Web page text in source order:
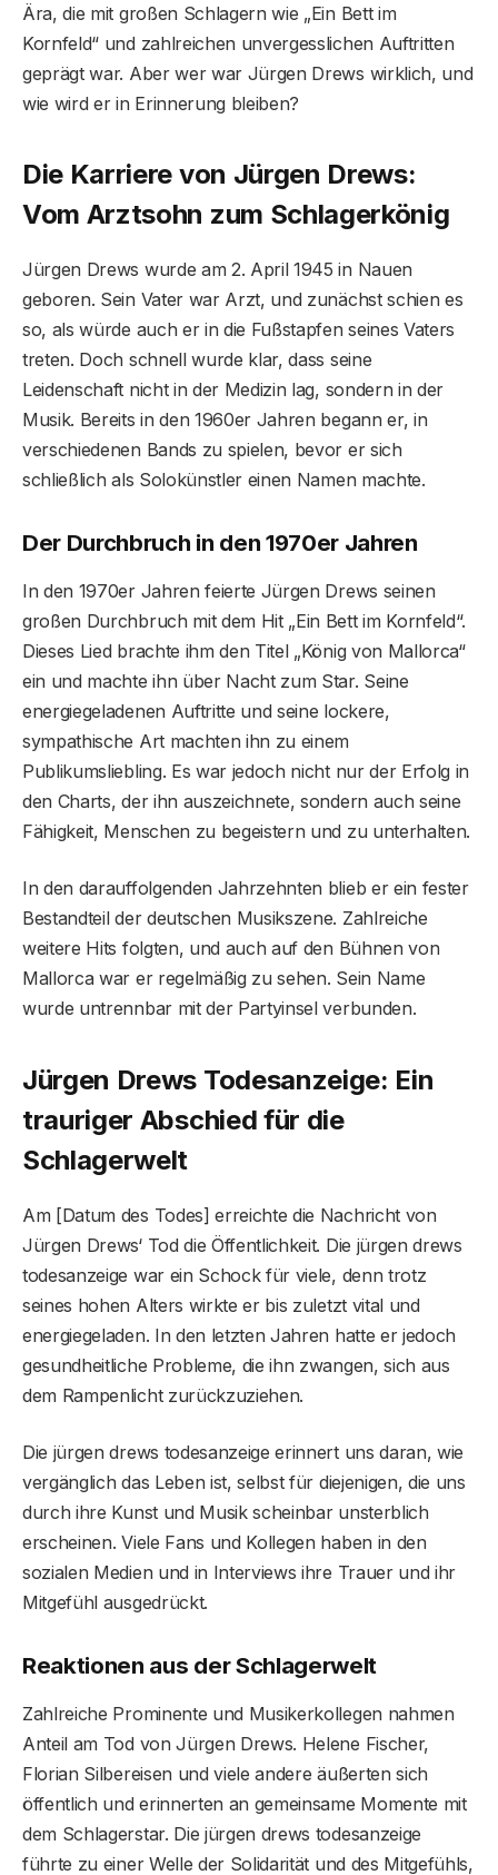
Ära, die mit großen Schlagern wie „Ein Bett im
Kornfeld“ und zahlreichen unvergesslichen Auftritten
geprägt war. Aber wer war Jürgen Drews wirklich, und
wie wird er in Erinnerung bleiben?
Die Karriere von Jürgen Drews:
Vom Arztsohn zum Schlagerkönig
Jürgen Drews wurde am 2. April 1945 in Nauen
geboren. Sein Vater war Arzt, und zunächst schien es
so, als würde auch er in die Fußstapfen seines Vaters
treten. Doch schnell wurde klar, dass seine
Leidenschaft nicht in der Medizin lag, sondern in der
Musik. Bereits in den 1960er Jahren begann er, in
verschiedenen Bands zu spielen, bevor er sich
schließlich als Solokünstler einen Namen machte.
Der Durchbruch in den 1970er Jahren
In den 1970er Jahren feierte Jürgen Drews seinen
großen Durchbruch mit dem Hit „Ein Bett im Kornfeld“.
Dieses Lied brachte ihm den Titel „König von Mallorca“
ein und machte ihn über Nacht zum Star. Seine
energiegeladenen Auftritte und seine lockere,
sympathische Art machten ihn zu einem
Publikumsliebling. Es war jedoch nicht nur der Erfolg in
den Charts, der ihn auszeichnete, sondern auch seine
Fähigkeit, Menschen zu begeistern und zu unterhalten.
In den darauffolgenden Jahrzehnten blieb er ein fester
Bestandteil der deutschen Musikszene. Zahlreiche
weitere Hits folgten, und auch auf den Bühnen von
Mallorca war er regelmäßig zu sehen. Sein Name
wurde untrennbar mit der Partyinsel verbunden.
Jürgen Drews Todesanzeige: Ein
trauriger Abschied für die
Schlagerwelt
Am [Datum des Todes] erreichte die Nachricht von
Jürgen Drews‘ Tod die Öffentlichkeit. Die jürgen drews
todesanzeige war ein Schock für viele, denn trotz
seines hohen Alters wirkte er bis zuletzt vital und
energiegeladen. In den letzten Jahren hatte er jedoch
gesundheitliche Probleme, die ihn zwangen, sich aus
dem Rampenlicht zurückzuziehen.
Die jürgen drews todesanzeige erinnert uns daran, wie
vergänglich das Leben ist, selbst für diejenigen, die uns
durch ihre Kunst und Musik scheinbar unsterblich
erscheinen. Viele Fans und Kollegen haben in den
sozialen Medien und in Interviews ihre Trauer und ihr
Mitgefühl ausgedrückt.
Reaktionen aus der Schlagerwelt
Zahlreiche Prominente und Musikerkollegen nahmen
Anteil am Tod von Jürgen Drews. Helene Fischer,
Florian Silbereisen und viele andere äußerten sich
öffentlich und erinnerten an gemeinsame Momente mit
dem Schlagerstar. Die jürgen drews todesanzeige
führte zu einer Welle der Solidarität und des Mitgefühls,